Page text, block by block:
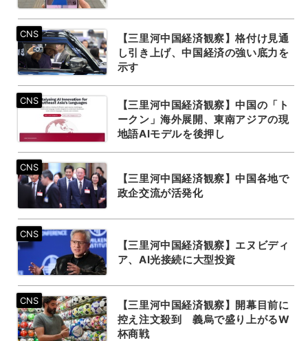
【三里河中国経済観察】格付け見通
し引き上げ、中国経済の強い底力を
示す
【三里河中国経済観察】中国の「ト
ークン」海外展開、東南アジアの現
地語AIモデルを後押し
【三里河中国経済観察】中国各地で
政企交流が活発化
【三里河中国経済観察】エヌビディ
ア、AI光接続に大型投資
【三里河中国経済観察】開幕目前に
控え注文殺到 義烏で盛り上がるW
杯商戦